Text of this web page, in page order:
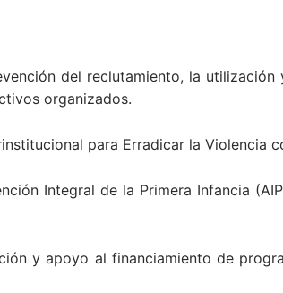
del reclutamiento, la
organizados.
para Erradicar la Violencia
Integral de la Primera Infancia
y apoyo al financiamiento de